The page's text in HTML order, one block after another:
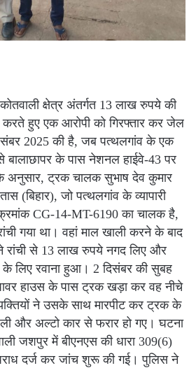
क्षेत्र अंतर्गत 13 लाख रुपये की
हुए एक आरोपी को गिरफ्तार कर जेल
2025 की है, जब पत्थलगांव के एक
बालाछापर के पास नेशनल हाईवे-43 पर
अनुसार, ट्रक चालक सुभाष देव कुमार
(बिहार), जो पत्थलगांव के व्यापारी
CG-14-MT-6190 का चालक है,
गया था। वहां माल खाली करने के बाद
रांची से 13 लाख रुपये नगद लिए और
लिए रवाना हुआ। 2 दिसंबर की सुबह
हाउस के पास ट्रक खड़ा कर वह नीचे
ने उसके साथ मारपीट कर ट्रक के
और अल्टो कार से फरार हो गए। घटना
जशपुर में बीएनएस की धारा 309(6)
दर्ज कर जांच शुरू की गई। पुलिस ने